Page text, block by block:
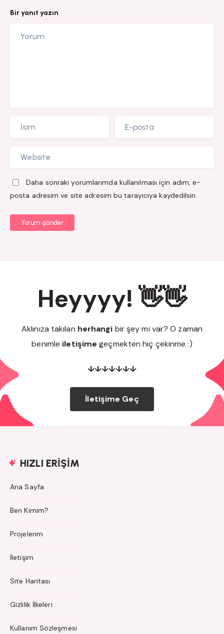
Bir yanıt yazın
Daha sonraki yorumlarımda kullanılması için adım, e-
posta adresim ve site adresim bu tarayıcıya kaydedilsin.
Yorum gönder
Heyyyy! 👋👋
Aklınıza takılan herhangi bir şey mi var? O zaman
benimle iletişime geçmekten hiç çekinme :)
↓↓↓↓↓↓↓
İletişime Geç
HIZLI ERİŞİM
Ana Sayfa
Ben Kimim?
Projelerim
İletişim
Site Haritası
Gizlilik İlkeleri
Kullanım Sözleşmesi